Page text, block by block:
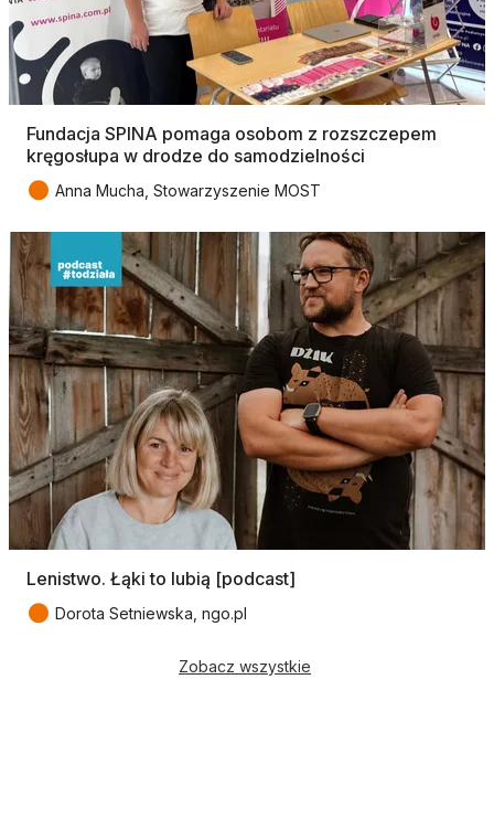
Fundacja SPINA pomaga osobom z rozszczepem
kręgosłupa w drodze do samodzielności
● Anna Mucha, Stowarzyszenie MOST
Lenistwo. Łąki to lubią [podcast]
● Dorota Setniewska, ngo.pl
Zobacz wszystkie